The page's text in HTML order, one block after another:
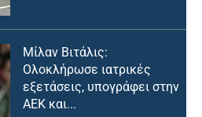
Μίλαν Βιτάλις:
Ολοκλήρωσε ιατρικές
εξετάσεις, υπογράφει στην
ΑΕΚ και...